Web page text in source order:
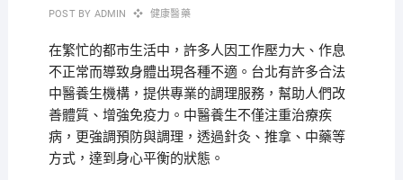
POST BY ADMIN 健康醫藥
在繁忙的都市生活中，許多人因工作壓力大、作息
不正常而導致身體出現各種不適。台北有許多合法
中醫養生機構，提供專業的調理服務，幫助人們改
善體質、增強免疫力。中醫養生不僅注重治療疾
病，更強調預防與調理，透過針灸、推拿、中藥等
方式，達到身心平衡的狀態。